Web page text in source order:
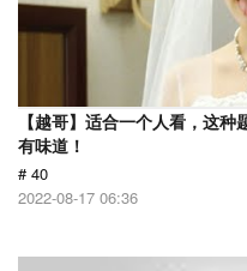
【越哥】适合一个人看，这
有味道！
# 40
2022-08-17 06:36